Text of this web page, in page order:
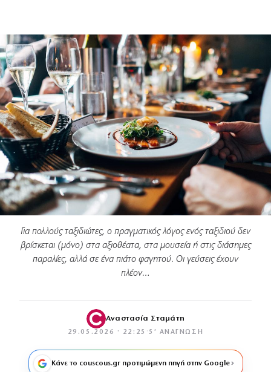
Για πολλούς ταξιδιώτες, ο πραγματικός λόγος ενός ταξιδιού δεν
βρίσκεται (μόνο) στα αξιοθέατα, στα μουσεία ή στις διάσημες
παραλίες, αλλά σε ένα πιάτο φαγητού. Οι γεύσεις έχουν
πλέον…
Αναστασία Σταμάτη
29.05.2026 · 22:25 ·5′ ΑΝΆΓΝΩΣΗ
Κάνε το couscous.gr προτιμώμενη πηγή στην Google